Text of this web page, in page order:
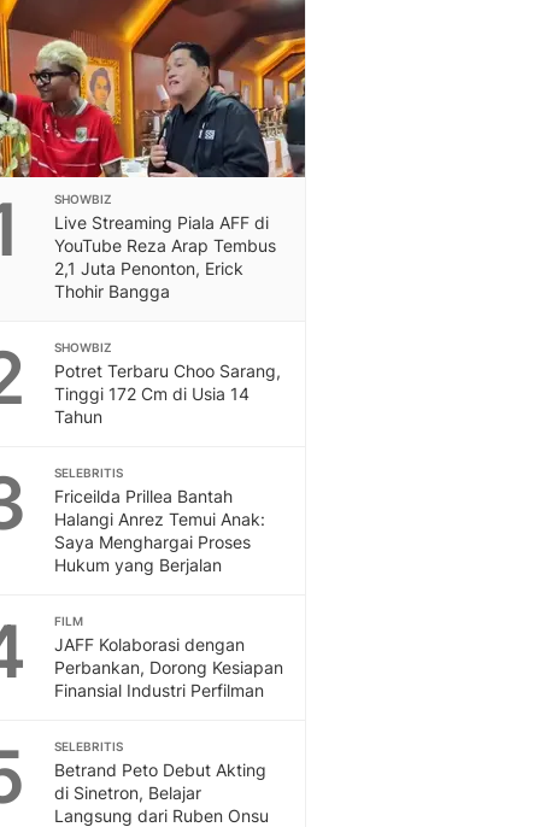
SHOWBIZ
Live Streaming Piala AFF di
YouTube Reza Arap Tembus
2,1 Juta Penonton, Erick
Thohir Bangga
SHOWBIZ
Potret Terbaru Choo Sarang,
Tinggi 172 Cm di Usia 14
Tahun
SELEBRITIS
Friceilda Prillea Bantah
Halangi Anrez Temui Anak:
Saya Menghargai Proses
Hukum yang Berjalan
FILM
JAFF Kolaborasi dengan
Perbankan, Dorong Kesiapan
Finansial Industri Perfilman
SELEBRITIS
Betrand Peto Debut Akting
di Sinetron, Belajar
Langsung dari Ruben Onsu